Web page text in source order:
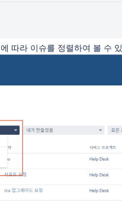
따라 이슈를 정렬하여 볼 수